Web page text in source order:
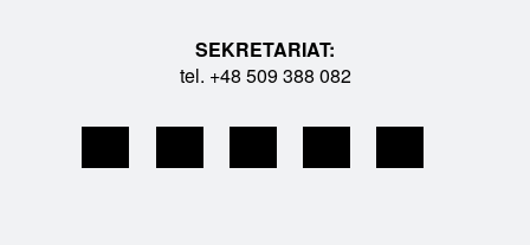
SEKRETARIAT:
tel. +48 509 388 082